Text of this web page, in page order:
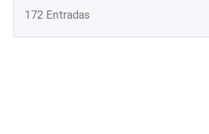
172 Entradas